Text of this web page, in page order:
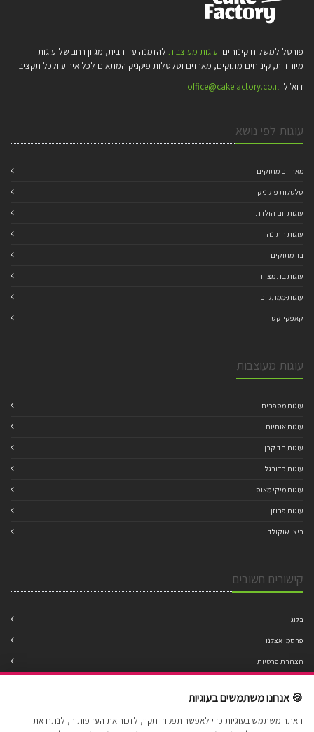
פורטל למשלוח קינוחים ועוגות מעוצבות להזמנה עד הבית, מגוון רחב של עוגות
מיוחדות, קינוחים מתוקים, מארזים וסלסלות פיקניק המתאים לכל אירוע ולכל תקציב.
דוא"ל: office@cakefactory.co.il
עוגות לפי נושא
מארזים מתוקים
סלסלות פיקניק
עוגות יום הולדת
עוגות חתונה
בר מתוקים
עוגות בת מצווה
עוגות-ממתקים
קאפקייקס
עוגות מעוצבות
עוגות מספרים
עוגות אותיות
עוגות חד קרן
עוגות כדורגל
עוגות מיקי מאוס
עוגות פרוזן
ביצי שוקולד
קישורים חשובים
בלוג
פרסמו אצלנו
הצהרת פרטיות
תנאי שימוש
הצהרת נגישות
🍪 אנחנו משתמשים בעוגיות
האתר משתמש בעוגיות כדי לאפשר תפקוד תקין, לזכור את העדפותיך, לנתח את